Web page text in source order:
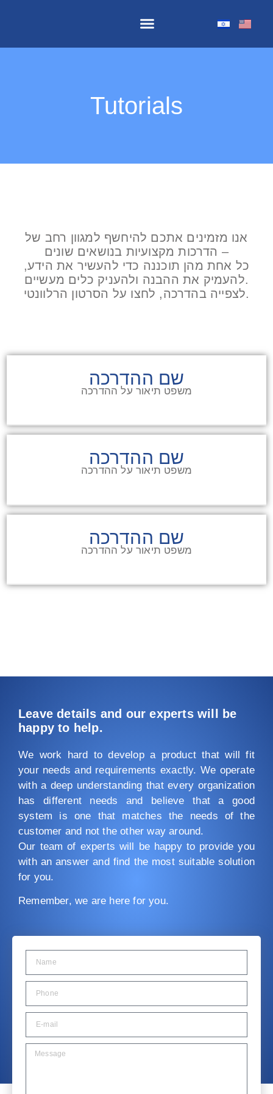
Tutorials
אנו מזמינים אתכם להיחשף למגוון רחב של
הדרכות מקצועיות בנושאים שונים –
כל אחת מהן תוכננה כדי להעשיר את הידע,
להעמיק את ההבנה ולהעניק כלים מעשיים.
לצפייה בהדרכה, לחצו על הסרטון הרלוונטי.
שם ההדרכה
משפט תיאור על ההדרכה
שם ההדרכה
משפט תיאור על ההדרכה
שם ההדרכה
משפט תיאור על ההדרכה
Leave details and our experts will be
happy to help.
We work hard to develop a product that will fit
your needs and requirements exactly. We operate
with a deep understanding that every organization
has different needs and believe that a good
system is one that matches the needs of the
customer and not the other way around.
Our team of experts will be happy to provide you
with an answer and find the most suitable solution
for you.
Remember, we are here for you.